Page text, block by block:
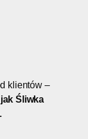
klientów –
Śliwka